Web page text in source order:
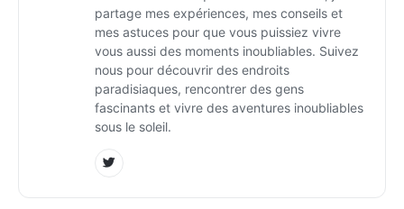
partage mes expériences, mes conseils et
mes astuces pour que vous puissiez vivre
vous aussi des moments inoubliables. Suivez
nous pour découvrir des endroits
paradisiaques, rencontrer des gens
fascinants et vivre des aventures inoubliables
sous le soleil.